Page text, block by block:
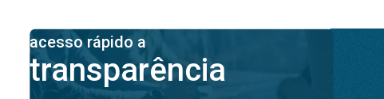
acesso rápido a
transparência